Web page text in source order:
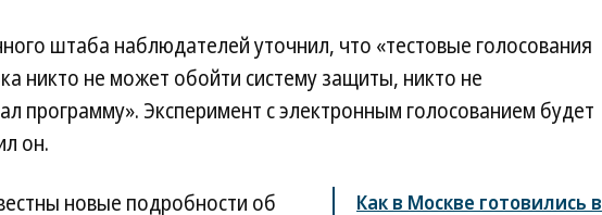
штаба наблюдателей уточнил, что «тестовые голосования
никто не может обойти систему защиты, никто не
программу». Эксперимент с электронным голосованием будет
он.
Как в Москве готовились в
новые подробности об